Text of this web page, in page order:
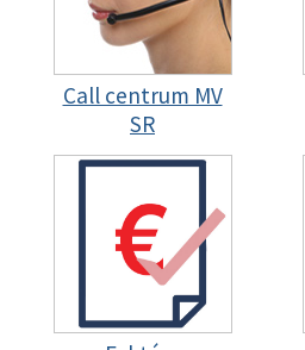
Call centrum MV
SR